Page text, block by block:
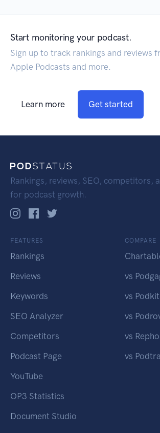
Start monitoring your podcast.
Sign up to track rankings and reviews
Apple Podcasts and more.
Learn more Get started
Rankings, reviews, SEO, competitors,
for podcast growth.
FEATURES
Rankings
Reviews
Keywords
SEO Analyzer
Competitors
Podcast Page
YouTube
OP3 Statistics
Document Studio
COMPARE
vs
vs
vs
vs
vs